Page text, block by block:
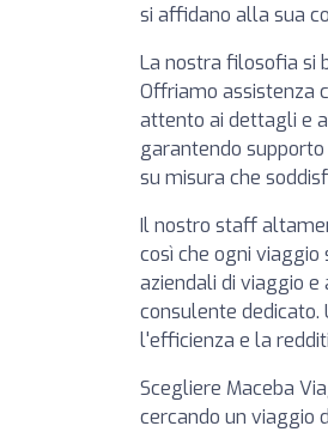
si affidano alla sua
La nostra filosofia si
Offriamo assistenza
attento ai dettagli e
garantendo
su misura che
Il nostro staff
così che ogni
aziendali di viaggio
consulente
l'efficienza e la
Scegliere Maceba
cercando un viaggio